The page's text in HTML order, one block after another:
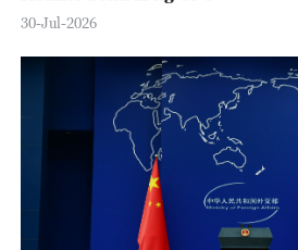
30-Jul-2026